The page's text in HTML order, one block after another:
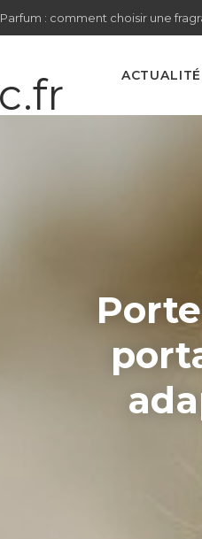
Parfum : comment choisir une
ACTUALITÉ